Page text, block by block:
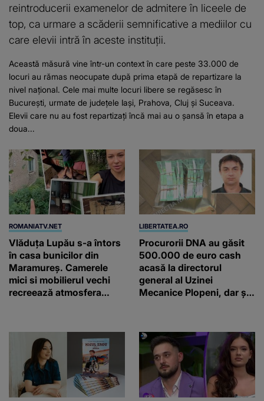
reintroducerii examenelor de admitere în liceele de
top, ca urmare a scăderii semnificative a mediilor cu
care elevii intră în aceste instituții.
Această măsură vine într-un context în care peste 33.000 de
locuri au rămas neocupate după prima etapă de repartizare la
nivel național. Cele mai multe locuri libere se regăsesc în
București, urmate de județele Iași, Prahova, Cluj și Suceava.
Elevii care nu au fost repartizați încă mai au o șansă în etapa a
doua...
ROMANIATV.NET
Vlăduța Lupău s-a întors
în casa bunicilor din
Maramureș. Camerele
mici si mobilierul vechi
recreează atmosfera
LIBERTATEA.RO
Procurorii DNA au găsit
500.000 de euro cash
acasă la directorul
general al Uzinei
Mecanice Plopeni, dar și